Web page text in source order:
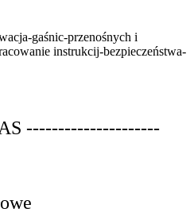
---------------------